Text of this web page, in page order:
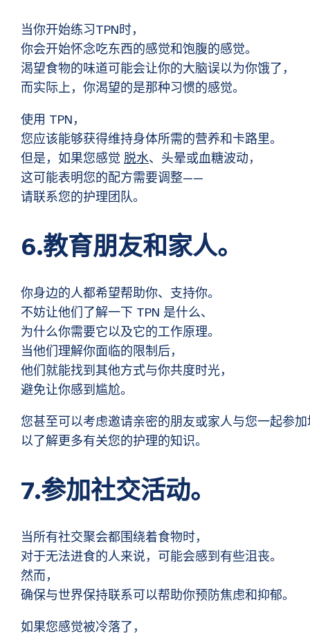
当你开始练习TPN时，
你会开始怀念吃东西的感觉和饱腹的感觉。
渴望食物的味道可能会让你的大脑误以为你饿了，
而实际上，你渴望的是那种习惯的感觉。
使用 TPN，
您应该能够获得维持身体所需的营养和卡路里。
但是，如果您感觉 脱水、头晕或血糖波动，
这可能表明您的配方需要调整——
请联系您的护理团队。
6.教育朋友和家人。
你身边的人都希望帮助你、支持你。
不妨让他们了解一下 TPN 是什么、
为什么你需要它以及它的工作原理。
当他们理解你面临的限制后，
他们就能找到其他方式与你共度时光，
避免让你感到尴尬。
您甚至可以考虑邀请亲密的朋友或家人与您一起参
以了解更多有关您的护理的知识。
7.参加社交活动。
当所有社交聚会都围绕着食物时，
对于无法进食的人来说，可能会感到有些沮丧。
然而，
确保与世界保持联系可以帮助你预防焦虑和抑郁。
如果您感觉被冷落了，